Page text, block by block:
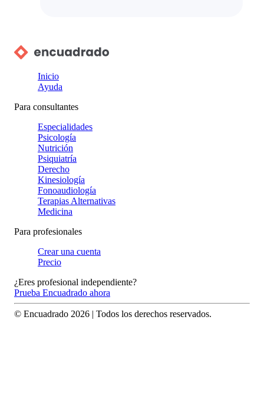
Inicio
Ayuda
Para consultantes
Especialidades
Psicología
Nutrición
Psiquiatría
Derecho
Kinesiología
Fonoaudiología
Terapias Alternativas
Medicina
Para profesionales
Crear una cuenta
Precio
¿Eres profesional independiente?
Prueba Encuadrado ahora
© Encuadrado 2026 | Todos los derechos reservados.